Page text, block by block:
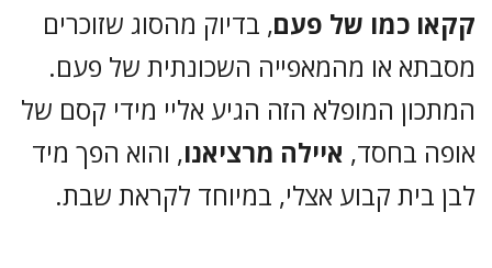
קקאו כמו של פעם, בדיוק מהסוג שזוכרים
מסבתא או מהמאפייה השכונתית של פעם.
המתכון המופלא הזה הגיע אליי מידי קסם של
אופה בחסד, איילה מרציאנו, והוא הפך מיד
לבן בית קבוע אצלי, במיוחד לקראת שבת.